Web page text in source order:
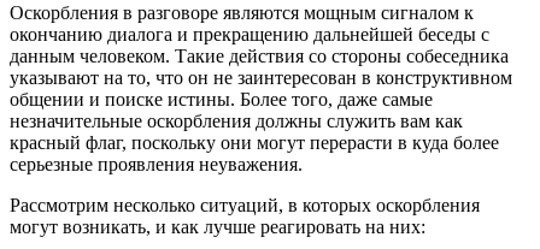
Оскорбления в разговоре являются мощным сигналом к
окончанию диалога и прекращению дальнейшей беседы с
данным человеком. Такие действия со стороны собеседника
указывают на то, что он не заинтересован в конструктивном
общении и поиске истины. Более того, даже самые
незначительные оскорбления должны служить вам как
красный флаг, поскольку они могут перерасти в куда более
серьезные проявления неуважения.
Рассмотрим несколько ситуаций, в которых оскорбления
могут возникать, и как лучше реагировать на них: